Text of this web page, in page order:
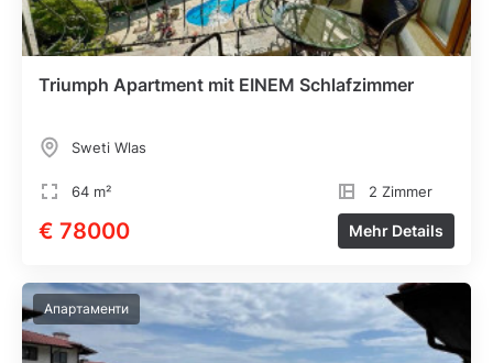
Triumph Apartment mit EINEM Schlafzimmer
Sweti Wlas
64 m² 2 Zimmer
€ 78000 Mehr Details
Апартаменти